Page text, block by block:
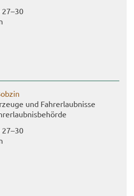
27–30
und Fahr­erlaub­nis­se
27–30